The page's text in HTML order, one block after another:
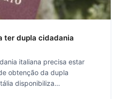
ter dupla cidadania
italiana precisa estar
obtenção da dupla
disponibiliza…